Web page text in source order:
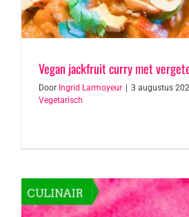
Vegan jackfruit curry met
Door Ingrid Larmoyeur 3 augustus
Vegetarisch